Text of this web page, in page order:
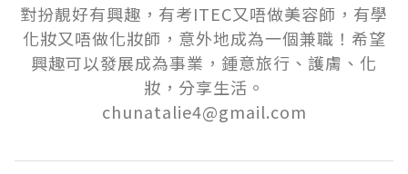
對扮靚好有興趣，有考ITEC又唔做美容師，有學
化妝又唔做化妝師，意外地成為一個兼職！希望
興趣可以發展成為事業，鍾意旅行、護膚、化
妝，分享生活。
chunatalie4@gmail.com